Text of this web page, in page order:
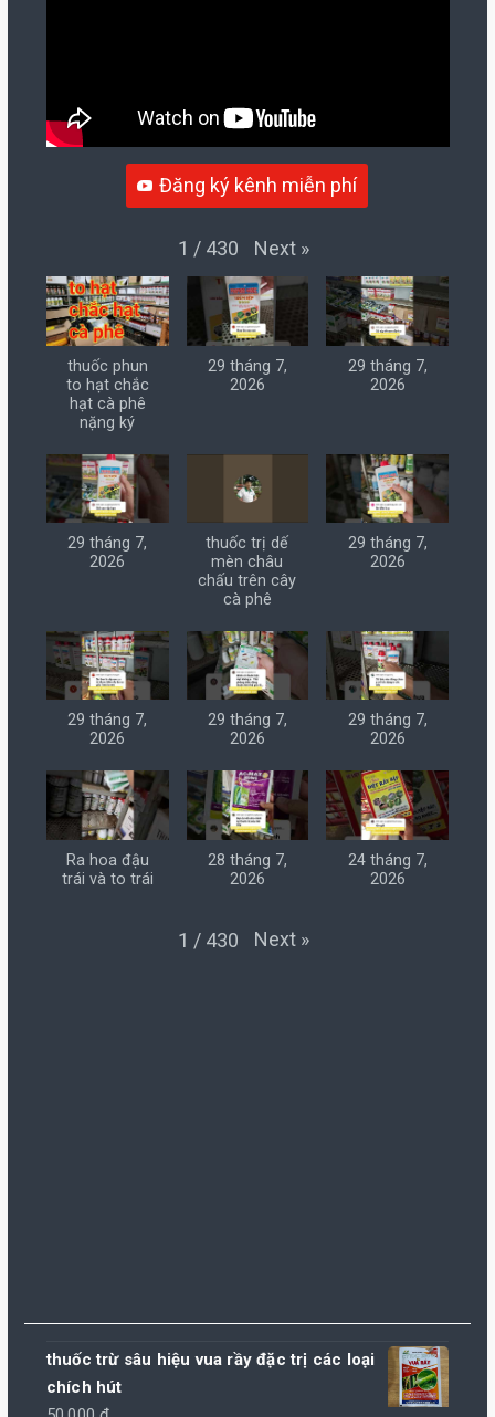
Đăng ký kênh miễn phí
1 / 430 Next »
thuốc phun
to hạt chắc
hạt cà phê
nặng ký
29 tháng 7,
2026
29 tháng 7,
2026
29 tháng 7,
2026
thuốc trị dế
mèn châu
chấu trên cây
cà phê
29 tháng 7,
2026
29 tháng 7,
2026
29 tháng 7,
2026
29 tháng 7,
2026
Ra hoa đậu
trái và to trái
28 tháng 7,
2026
24 tháng 7,
2026
1 / 430 Next »
thuốc trừ sâu hiệu vua rầy đặc trị các loại
chích hút